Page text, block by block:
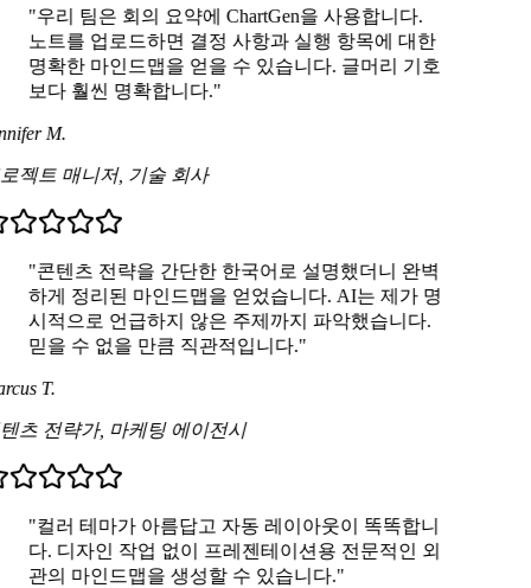
"우리 팀은 회의 요약에 ChartGen을 사용합니다.
노트를 업로드하면 결정 사항과 실행 항목에 대한
명확한 마인드맵을 얻을 수 있습니다. 글머리 기호
보다 훨씬 명확합니다."
M.
젝트 매니저, 기술 회사
"콘텐츠 전략을 간단한 한국어로 설명했더니 완벽
하게 정리된 마인드맵을 얻었습니다. AI는 제가 명
시적으로 언급하지 않은 주제까지 파악했습니다.
믿을 수 없을 만큼 직관적입니다."
T.
츠 전략가, 마케팅 에이전시
"컬러 테마가 아름답고 자동 레이아웃이 똑똑합니
다. 디자인 작업 없이 프레젠테이션용 전문적인 외
관의 마인드맵을 생성할 수 있습니다."